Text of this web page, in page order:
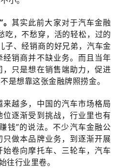
其实此前大家对于汽车金融
吃，不愁穿，活的轻松，过的
子、经销商的好兄弟，汽车金
销商并不缺业务。而且当年
只是想在销售端助力，促进
是想靠这张金融牌照捞金。
越多，中国的汽车市场格局
逐渐受到挑战，行业里也有
钱”的说法。不少汽车金融公
做本品牌业务，到逐渐开展
卷向摩托车、三轮车，汽车
往行业里卷。